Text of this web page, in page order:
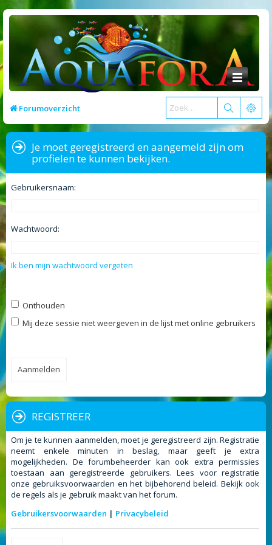
Forumoverzicht
Je moet geregistreerd en aangemeld zijn om
profielen te kunnen bekijken.
Gebruikersnaam:
Wachtwoord:
Ik ben mijn wachtwoord vergeten
Onthouden
Mij deze sessie niet weergeven in de lijst met online gebruikers
REGISTREER
Om je te kunnen aanmelden, moet je geregistreerd zijn. Registratie
neemt enkele minuten in beslag, maar geeft je extra
mogelijkheden. De forumbeheerder kan ook extra permissies
toestaan aan geregistreerde gebruikers. Lees voor registratie
onze gebruiksvoorwaarden en het bijbehorend beleid. Bekijk ook
de regels als je gebruik maakt van het forum.
Gebruikersvoorwaarden | Privacybeleid